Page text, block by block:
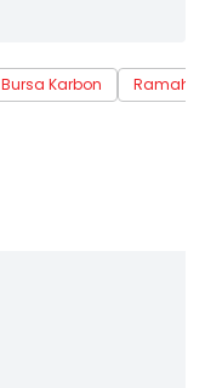
Bursa Karbon
Ramah